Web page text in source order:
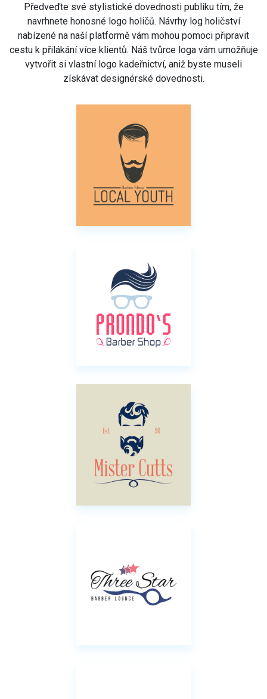
Předveďte své stylistické dovednosti publiku tím, že
navrhnete honosné logo holičů. Návrhy log holičství
nabízené na naší platformě vám mohou pomoci připravit
cestu k přilákání více klientů. Náš tvůrce loga vám umožňuje
vytvořit si vlastní logo kadeřnictví, aniž byste museli
získávat designérské dovednosti.